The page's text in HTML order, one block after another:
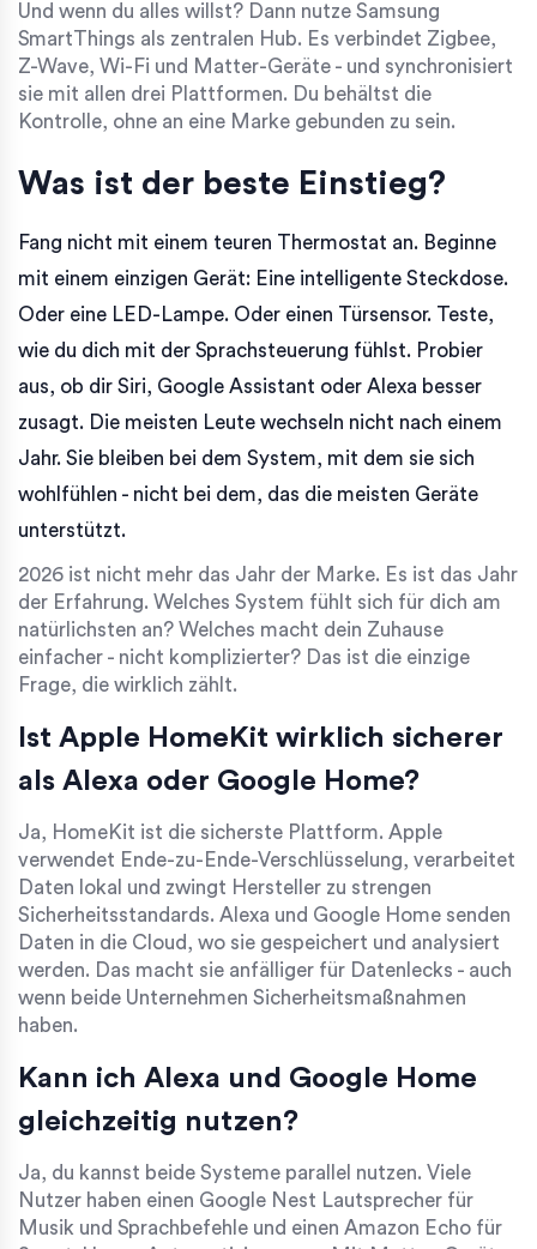
Und wenn du alles willst? Dann nutze Samsung
SmartThings als zentralen Hub. Es verbindet Zigbee,
Z-Wave, Wi-Fi und Matter-Geräte - und synchronisiert
sie mit allen drei Plattformen. Du behältst die
Kontrolle, ohne an eine Marke gebunden zu sein.
Was ist der beste Einstieg?
Fang nicht mit einem teuren Thermostat an. Beginne
mit einem einzigen Gerät: Eine intelligente Steckdose.
Oder eine LED-Lampe. Oder einen Türsensor. Teste,
wie du dich mit der Sprachsteuerung fühlst. Probier
aus, ob dir Siri, Google Assistant oder Alexa besser
zusagt. Die meisten Leute wechseln nicht nach einem
Jahr. Sie bleiben bei dem System, mit dem sie sich
wohlfühlen - nicht bei dem, das die meisten Geräte
unterstützt.
2026 ist nicht mehr das Jahr der Marke. Es ist das Jahr
der Erfahrung. Welches System fühlt sich für dich am
natürlichsten an? Welches macht dein Zuhause
einfacher - nicht komplizierter? Das ist die einzige
Frage, die wirklich zählt.
Ist Apple HomeKit wirklich sicherer
als Alexa oder Google Home?
Ja, HomeKit ist die sicherste Plattform. Apple
verwendet Ende-zu-Ende-Verschlüsselung, verarbeitet
Daten lokal und zwingt Hersteller zu strengen
Sicherheitsstandards. Alexa und Google Home senden
Daten in die Cloud, wo sie gespeichert und analysiert
werden. Das macht sie anfälliger für Datenlecks - auch
wenn beide Unternehmen Sicherheitsmaßnahmen
haben.
Kann ich Alexa und Google Home
gleichzeitig nutzen?
Ja, du kannst beide Systeme parallel nutzen. Viele
Nutzer haben einen Google Nest Lautsprecher für
Musik und Sprachbefehle und einen Amazon Echo für